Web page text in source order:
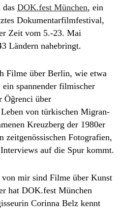
das DOK.fest München, ein
Dokumentarfilmfestival,
Zeit vom 5.-23. Mai
Ländern nahebringt.
Filme über Berlin, wie etwa
ein spannender filmischer
Öğrenci über
von türkischen Mi­gran­
Kreuzberg der 1980er
zeitgenössischen Fotografien,
auf die Spur kommt.
von mir sind Filme über Kunst
hat DOK.fest München
Corinna Belz kennt